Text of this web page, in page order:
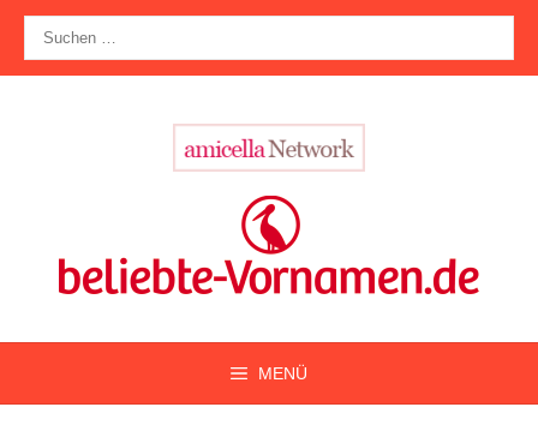
Zum
Inhalt
springen
nach:
MENÜ